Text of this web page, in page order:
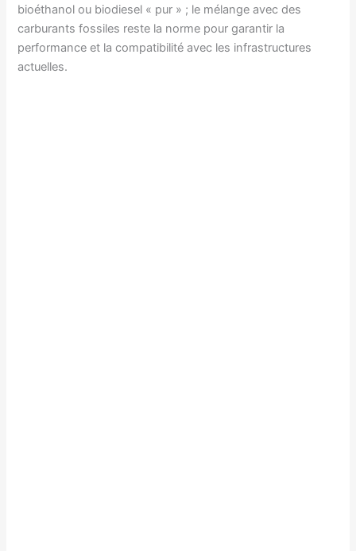
bioéthanol ou biodiesel « pur » ; le mélange avec des
carburants fossiles reste la norme pour garantir la
performance et la compatibilité avec les infrastructures
actuelles.